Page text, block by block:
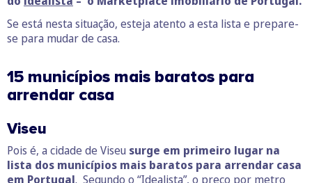
Se está nesta situação, esteja atento a esta lista e prepare-
se para mudar de casa.
15 municípios mais baratos para
arrendar casa
Viseu
Pois é, a cidade de Viseu surge em primeiro lugar na
lista dos municípios mais baratos para arrendar casa
em Portugal. Segundo o “Idealista”, o preço por metro